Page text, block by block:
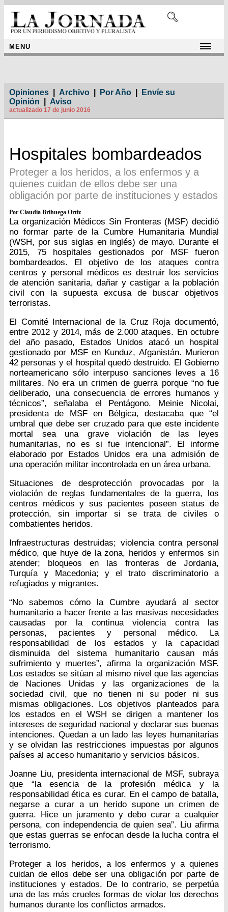
MENU
Opiniones Archivo Por Año
Envíe su
Opinión
Aviso
actualizado 17 de junio 2016
Hospitales bombardeados
Proteger a los heridos, a los enfermos y a
quienes cuidan de ellos debe ser una
obligación por parte de instituciones y estados
Por Claudia Brihuega Ortiz
La organización Médicos Sin Fronteras (MSF) decidió
no formar parte de la Cumbre Humanitaria Mundial
(WSH, por sus siglas en inglés) de mayo. Durante el
2015, 75 hospitales gestionados por MSF fueron
bombardeados. El objetivo de los ataques contra
centros y personal médicos es destruir los servicios
de atención sanitaria, dañar y castigar a la población
civil con la supuesta excusa de buscar objetivos
terroristas.
El Comité Internacional de la Cruz Roja documentó,
entre 2012 y 2014, más de 2.000 ataques. En octubre
del año pasado, Estados Unidos atacó un hospital
gestionado por MSF en Kunduz, Afganistán. Murieron
42 personas y el hospital quedó destruido. El Gobierno
norteamericano sólo interpuso sanciones leves a 16
militares. No era un crimen de guerra porque “no fue
deliberado, una consecuencia de errores humanos y
técnicos”, señalaba el Pentágono. Meinie Nicolai,
presidenta de MSF en Bélgica, destacaba que “el
umbral que debe ser cruzado para que este incidente
mortal sea una grave violación de las leyes
humanitarias, no es si fue intencional”. El informe
elaborado por Estados Unidos era una admisión de
una operación militar incontrolada en un área urbana.
Situaciones de desprotección provocadas por la
violación de reglas fundamentales de la guerra, los
centros médicos y sus pacientes poseen status de
protección, sin importar si se trata de civiles o
combatientes heridos.
Infraestructuras destruidas; violencia contra personal
médico, que huye de la zona, heridos y enfermos sin
atender; bloqueos en las fronteras de Jordania,
Turquía y Macedonia; y el trato discriminatorio a
refugiados y migrantes.
“No sabemos cómo la Cumbre ayudará al sector
humanitario a hacer frente a las masivas necesidades
causadas por la continua violencia contra las
personas, pacientes y personal médico. La
responsabilidad de los estados y la capacidad
disminuida del sistema humanitario causan más
sufrimiento y muertes”, afirma la organización MSF.
Los estados se sitúan al mismo nivel que las agencias
de Naciones Unidas y las organizaciones de la
sociedad civil, que no tienen ni su poder ni sus
mismas obligaciones. Los objetivos planteados para
los estados en el WSH se dirigen a mantener los
intereses de seguridad nacional y declarar sus buenas
intenciones. Quedan a un lado las leyes humanitarias
y se olvidan las restricciones impuestas por algunos
países al acceso humanitario y servicios básicos.
Joanne Liu, presidenta internacional de MSF, subraya
que “la esencia de la profesión médica y la
responsabilidad ética es curar. En el campo de batalla,
negarse a curar a un herido supone un crimen de
guerra. Hice un juramento y debo curar a cualquier
persona, con independencia de quien sea”. Liu afirma
que estas guerras se enfocan desde la lucha contra el
terrorismo.
Proteger a los heridos, a los enfermos y a quienes
cuidan de ellos debe ser una obligación por parte de
instituciones y estados. De lo contrario, se perpetúa
una de las más crueles formas de violar los derechos
humanos durante los conflictos armados.